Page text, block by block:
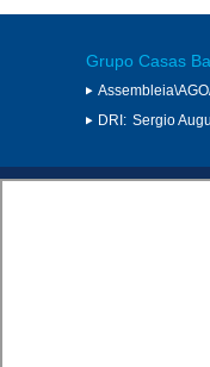
Grupo Casas
DRI: Sergio